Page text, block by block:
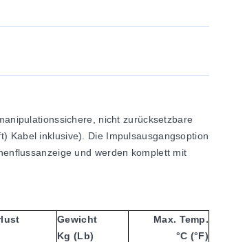
nicht zurücksetzbare
Kabel inklusive). Die Impulsausgangsoption
und werden komplett mit
Gewicht
Kg (lb)
Max. Temp.
°C (°F)